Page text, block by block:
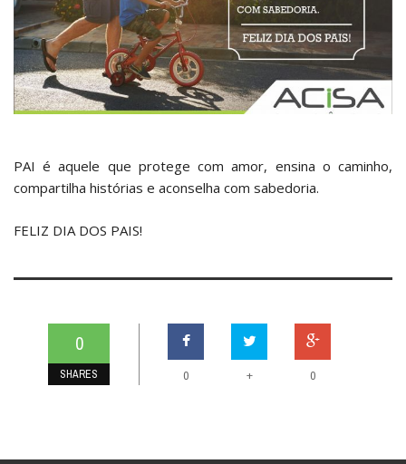
PAI é aquele que protege com amor, ensina o caminho,
compartilha histórias e aconselha com sabedoria.
FELIZ DIA DOS PAIS!
0
SHARES 0 + 0